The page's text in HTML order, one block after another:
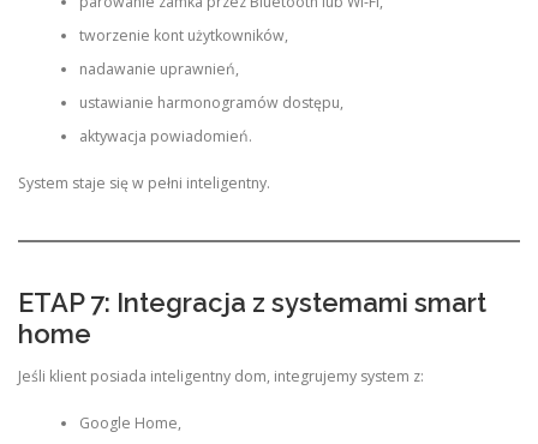
tworzenie kont użytkowników,
nadawanie uprawnień,
ustawianie harmonogramów dostępu,
aktywacja powiadomień.
System staje się w pełni inteligentny.
ETAP 7: Integracja z systemami smart
home
Jeśli klient posiada inteligentny dom, integrujemy system z:
Google Home,